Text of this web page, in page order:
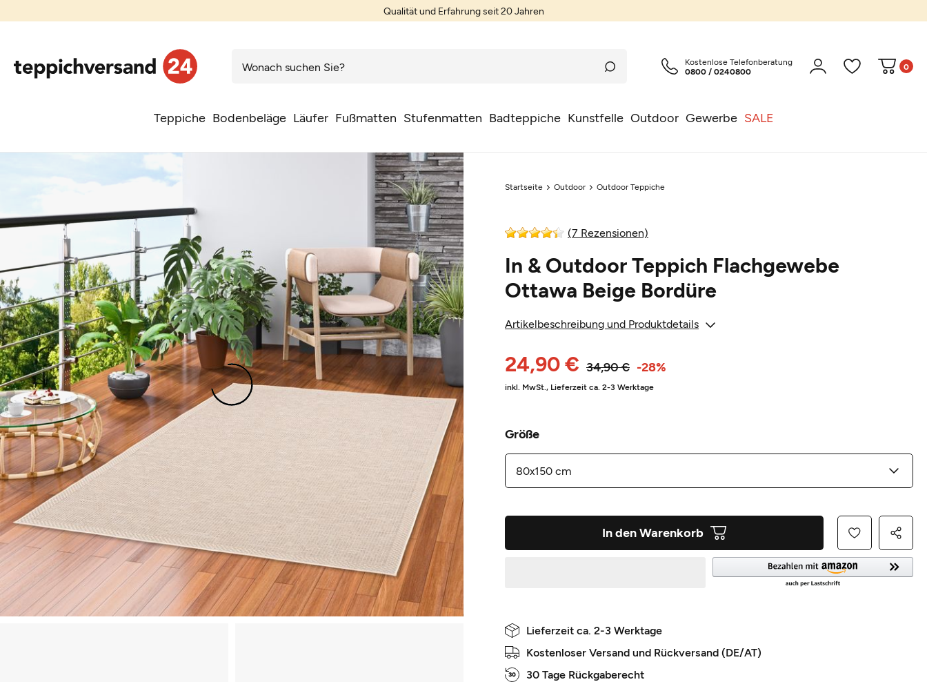
Qualität und Erfahrung seit 20 Jahren
Teppiche Bodenbeläge Läufer Fußmatten Stufenmatten Badteppiche Kunstfelle Outdoor Gewerbe SALE
Kostenlose Telefonberatung
0800 / 0240800
0
Startseite Outdoor Outdoor Teppiche
(7 Rezensionen)
In & Outdoor Teppich Flachgewebe
Ottawa Beige Bordüre
Artikelbeschreibung und Produktdetails
24,90 € 34,90 € -28%
inkl. MwSt., Lieferzeit ca. 2-3 Werktage
Größe
In den Warenkorb
Lieferzeit ca. 2-3 Werktage
Kostenloser Versand und Rückversand (DE/AT)
30 Tage Rückgaberecht